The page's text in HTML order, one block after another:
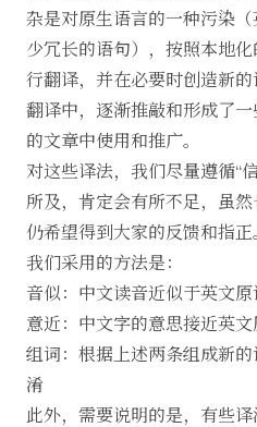
杂是对原生语言的一种污染
少冗长的语句），按照本地
行翻译，并在必要时创造新
翻译中，逐渐推敲和形成了
的文章中使用和推广。
对这些译法，我们尽量遵循“
所及，肯定会有所不足，虽
仍希望得到大家的反馈和指正
我们采用的方法是：
音似：中文读音近似于英文原
意近：中文字的意思接近英文
组词：根据上述两条组成新
淆
此外，需要说明的是，有些